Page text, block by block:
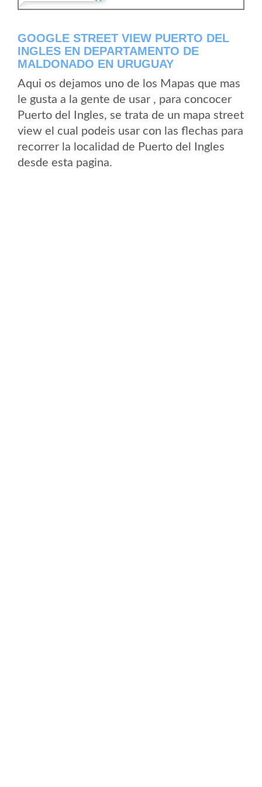
GOOGLE STREET VIEW PUERTO DEL
INGLES EN DEPARTAMENTO DE
MALDONADO EN URUGUAY
Aqui os dejamos uno de los Mapas que mas
le gusta a la gente de usar , para concocer
Puerto del Ingles, se trata de un mapa street
view el cual podeis usar con las flechas para
recorrer la localidad de Puerto del Ingles
desde esta pagina.